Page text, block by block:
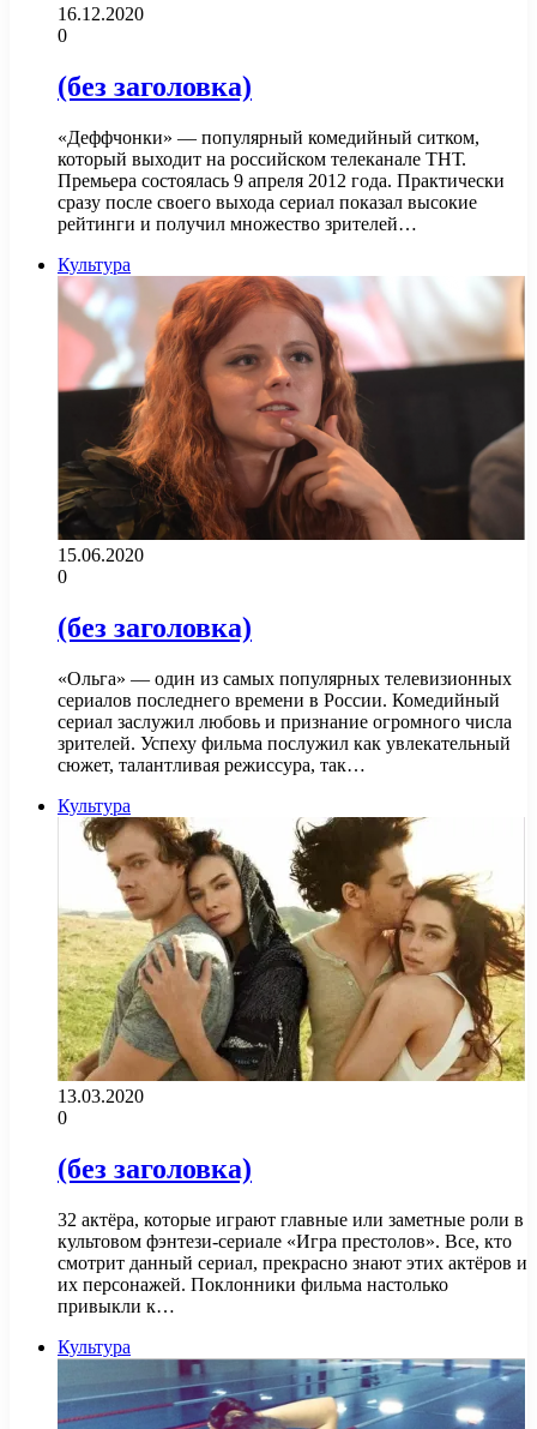
16.12.2020
0
(без заголовка)
«Деффчонки» — популярный комедийный ситком,
который выходит на российском телеканале ТНТ.
Премьера состоялась 9 апреля 2012 года. Практически
сразу после своего выхода сериал показал высокие
рейтинги и получил множество зрителей…
Культура
15.06.2020
0
(без заголовка)
«Ольга» — один из самых популярных телевизионных
сериалов последнего времени в России. Комедийный
сериал заслужил любовь и признание огромного числа
зрителей. Успеху фильма послужил как увлекательный
сюжет, талантливая режиссура, так…
Культура
13.03.2020
0
(без заголовка)
32 актёра, которые играют главные или заметные роли в
культовом фэнтези-сериале «Игра престолов». Все, кто
смотрит данный сериал, прекрасно знают этих актёров и
их персонажей. Поклонники фильма настолько
привыкли к…
Культура